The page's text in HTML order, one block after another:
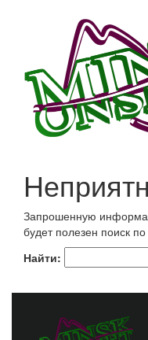
Запрошенную
будет полезен поиск по
Найти: